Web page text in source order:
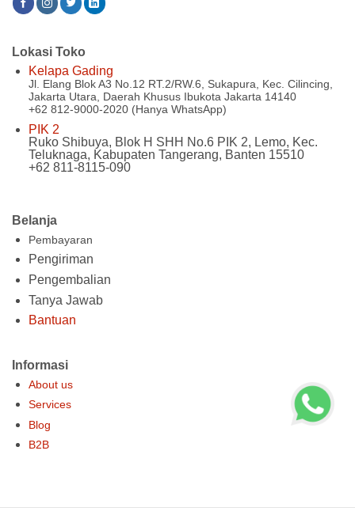
Belanja
Pembayaran
Pengiriman
Pengembalian
Tanya Jawab
Bantuan
Informasi
About us
Services
Blog
B2B
Lokasi Toko
Kelapa Gading
Jl. Elang Blok A3 No.12 RT.2/RW.6, Sukapura, Kec. Cilincing,
Jakarta Utara, Daerah Khusus Ibukota Jakarta 14140
+62 812-9000-2020 (Hanya WhatsApp)
PIK 2
Ruko Shibuya, Blok H SHH No.6 PIK 2, Lemo, Kec.
Teluknaga, Kabupaten Tangerang, Banten 15510
+62 811-8115-090